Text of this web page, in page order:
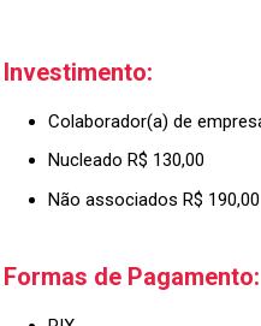
Investimento:
Colaborador(a) de
Nucleado R$ 130,00
Não associados R$ 190,00
Formas de Pagamento: